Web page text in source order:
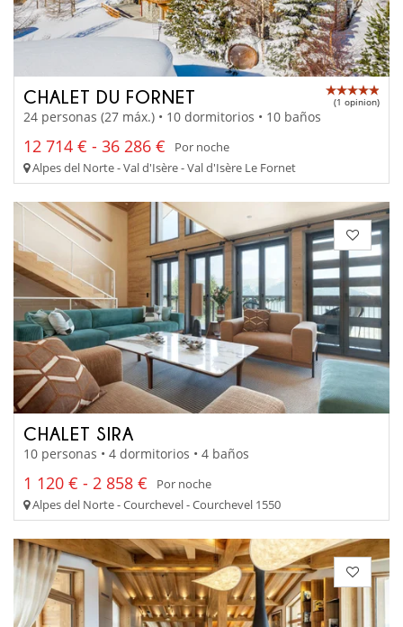
CHALET DU FORNET (1 opinion)
24 personas (27 máx.) • 10 dormitorios • 10 baños
12 714 € - 36 286 €
Por noche
Alpes del Norte - Val d'Isère - Val d'Isère Le Fornet
CHALET SIRA
10 personas • 4 dormitorios • 4 baños
1 120 € - 2 858 €
Por noche
Alpes del Norte - Courchevel - Courchevel 1550